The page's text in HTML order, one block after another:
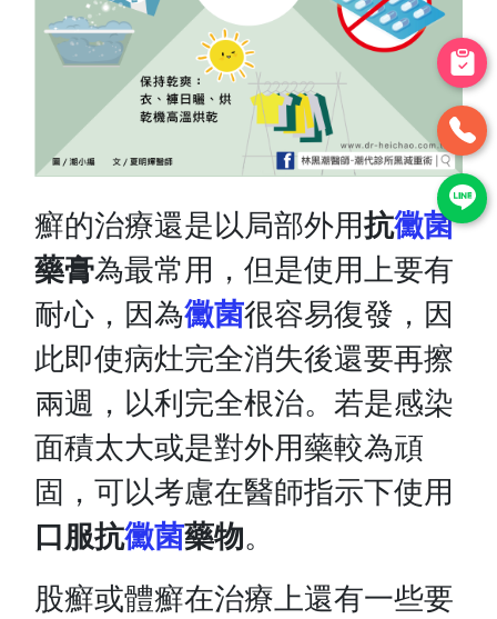
癬的治療還是以局部外用抗黴菌
藥膏為最常用，但是使用上要有
耐心，因為黴菌很容易復發，因
此即使病灶完全消失後還要再擦
兩週，以利完全根治。若是感染
面積太大或是對外用藥較為頑
固，可以考慮在醫師指示下使用
口服抗黴菌藥物。
股癬或體癬在治療上還有一些要